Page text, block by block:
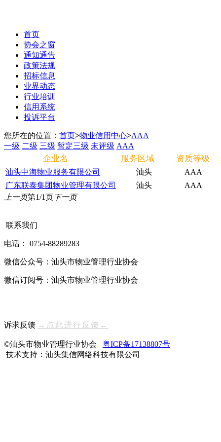
首页
协会之窗
通知通告
政策法规
招标信息
业界动态
行业培训
信用系统
投诉平台
您所在的位置： 首页>物业信用中心>AAA
一级 二级 三级 暂定三级 未评级 AAA
企业名 服务区域 资质等级
汕头中海物业服务有限公司 汕头
AAA
广东联泰集团物业管理有限公司
汕头
AAA
上一页第1/1页下一页
联系我们
电话： 0754-88289283
微信公众号：汕头市物业管理行业协会
微信订阅号：汕头市物业管理行业协会
诉求反馈 →点此进行反馈←
©汕头市物业管理行业协会 粤ICP备17138807号
技术支持：汕头集信网络科技有限公司